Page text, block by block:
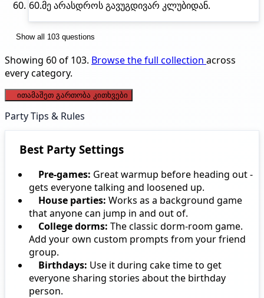
60.მე არასდროსგავუგდივარ კლუბიდან.
Show all 103 questions
Showing 60 of 103. Browse the full collection across
every category.
ითამაშეთ გართობა კითხვები
Party Tips & Rules
Best Party Settings
Pre-games: Great warmup before heading out -
gets everyone talking and loosened up.
House parties: Works as a background game
that anyone can jump in and out of.
College dorms: The classic dorm-room game.
Add your own custom prompts from your friend
group.
Birthdays: Use it during cake time to get
everyone sharing stories about the birthday
person.